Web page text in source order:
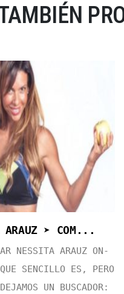
ARAUZ ➤ COM...
NESSITA ARAUZ ON-
SENCILLO ES, PERO
UN BUSCADOR: